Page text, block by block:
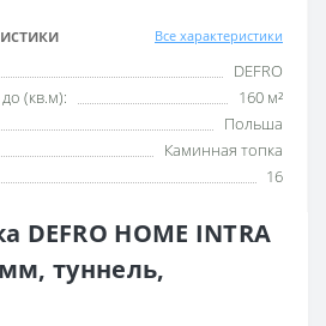
Все характеристики
DEFRO
(кв.м):
160 м²
Польша
Каминная топка
16
DEFRO HOME INTRA
мм, туннель,